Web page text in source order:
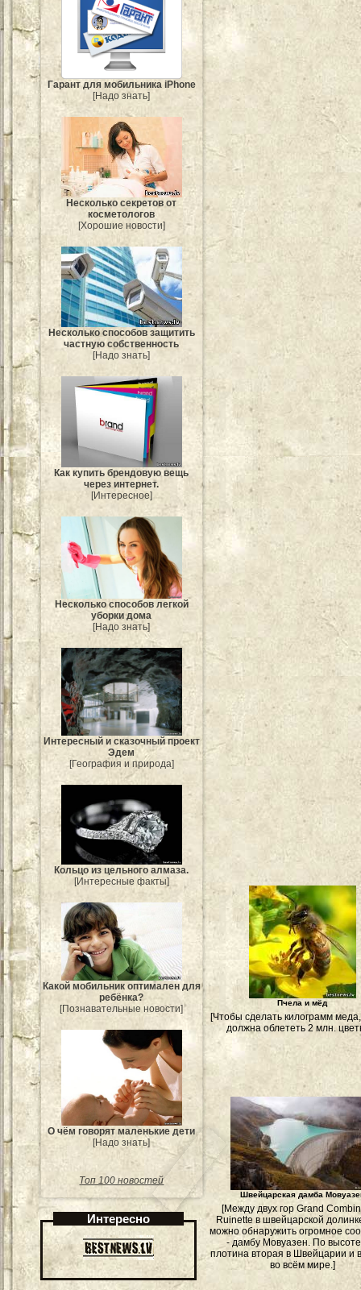
Гарант для мобильника iPhone
[Надо знать]
Несколько секретов от
косметологов
[Хорошие новости]
Несколько способов защитить
частную собственность
[Надо знать]
Как купить брендовую вещь
через интернет.
[Интересное]
Несколько способов легкой
уборки дома
[Надо знать]
Интересный и сказочный проект
Эдем
[География и природа]
Кольцо из цельного алмаза.
[Интересные факты]
Какой мобильник оптимален для
ребёнка?
[Познавательные новости]
О чём говорят маленькие дети
[Надо знать]
Топ 100 новостей
Интересно
Пчела и мёд
[Чтобы сделать килограмм
должна облететь 2 млн.
Швейцарская дамба
[Между двух гор Grand
Ruinette в швейцарской
можно обнаружить огромное
- дамбу Мовуазен. По
плотина вторая в Швейцарии и
во всём мире.]